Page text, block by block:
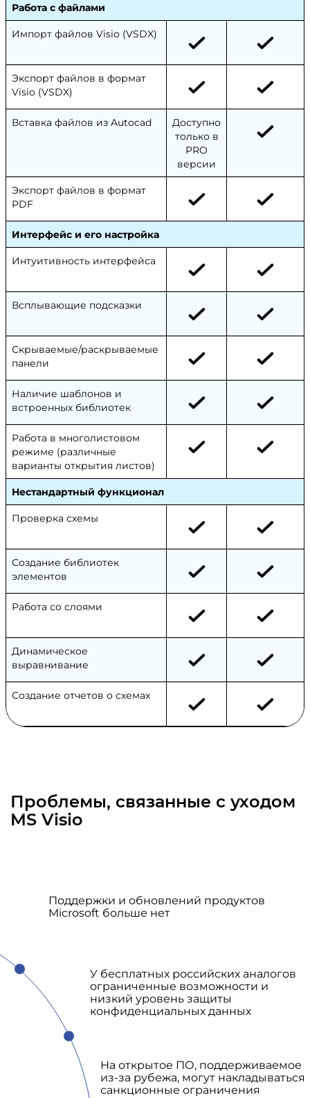
Работа с файлами
Импорт файлов Visio (VSDX)
Экспорт файлов в формат
Visio (VSDX)
Вставка файлов из Autocad
Доступно
только в
PRO
версии
Экспорт файлов в формат
PDF
Интерфейс и его настройка
Интуитивность интерфейса
Всплывающие подсказки
Скрываемые/раскрываемые
панели
Наличие шаблонов и
встроенных библиотек
Работа в многолистовом
режиме (различные
варианты открытия листов)
Нестандартный функционал
Проверка схемы
Создание библиотек
элементов
Работа со слоями
Динамическое
выравнивание
Создание отчетов о схемах
Проблемы, связанные с уходом
MS Visio
Поддержки и обновлений продуктов
Microsoft больше нет
У бесплатных российских аналогов
ограниченные возможности и
низкий уровень защиты
конфиденциальных данных
На открытое ПО, поддерживаемое
из-за рубежа, могут накладываться
санкционные ограничения